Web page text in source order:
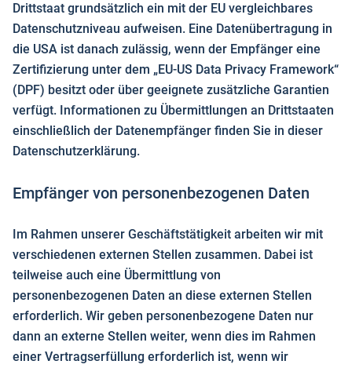
Drittstaat grundsätzlich ein mit der EU vergleichbares
Datenschutzniveau aufweisen. Eine Datenübertragung in
die USA ist danach zulässig, wenn der Empfänger eine
Zertifizierung unter dem „EU-US Data Privacy Framework“
(DPF) besitzt oder über geeignete zusätzliche Garantien
verfügt. Informationen zu Übermittlungen an Drittstaaten
einschließlich der Datenempfänger finden Sie in dieser
Datenschutzerklärung.
Empfänger von personenbezogenen Daten
Im Rahmen unserer Geschäftstätigkeit arbeiten wir mit
verschiedenen externen Stellen zusammen. Dabei ist
teilweise auch eine Übermittlung von
personenbezogenen Daten an diese externen Stellen
erforderlich. Wir geben personenbezogene Daten nur
dann an externe Stellen weiter, wenn dies im Rahmen
einer Vertragserfüllung erforderlich ist, wenn wir